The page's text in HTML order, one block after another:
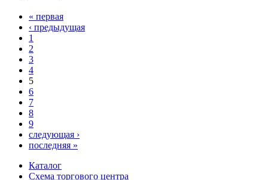
« первая
‹ предыдущая
1
2
3
4
5
6
7
8
9
следующая ›
последняя »
Каталог
Схема торгового центра